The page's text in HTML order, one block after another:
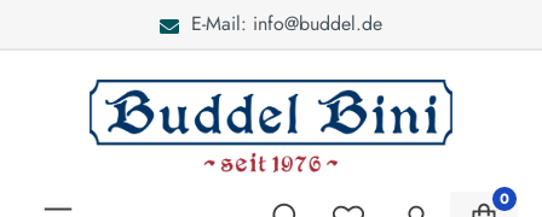
E-Mail: info@buddel.de
0